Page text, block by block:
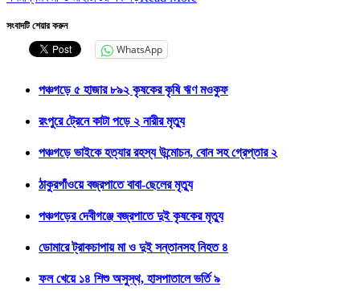
সংবাদটি শেয়ার করুন
WhatsApp
পঞ্চগড়ে ৫ হাজার ৮৯২ কৃষকের কৃষি ঋণ মওকুফ
রংপুরে ট্রেনে কাটা পড়ে ২ নারীর মৃত্যু
পঞ্চগড়ে ভাইকে হত্যার রহস্য উন্মোচন, বোন সহ গ্রেপ্তার ২
ঠাকুরগাঁওয়ে বজ্রপাতে বাবা-ছেলের মৃত্যু
পঞ্চগড়ের দেবীগঞ্জে বজ্রপাতে দুই কৃষকের মৃত্যু
ডোমারে ট্রাকচাপায় মা ও দুই সন্তানসহ নিহত ৪
ফল খেয়ে ১৪ শিশু অসুস্থ, হাসপাতালে ভর্তি ৯